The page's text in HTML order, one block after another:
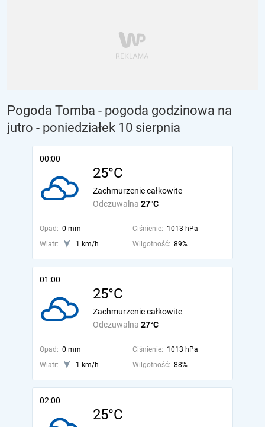
Pogoda Tomba - pogoda godzinowa na
jutro - poniedziałek 10 sierpnia
00:00
25°C
Odczuwalna 27°C
Zachmurzenie całkowite
Opad: 0 mm Ciśnienie: 1013 hPa
Wiatr:
1 km/h Wilgotność: 89%
01:00
25°C
Odczuwalna 27°C
Zachmurzenie całkowite
Opad: 0 mm Ciśnienie: 1013 hPa
Wiatr:
1 km/h Wilgotność: 88%
02:00
25°C